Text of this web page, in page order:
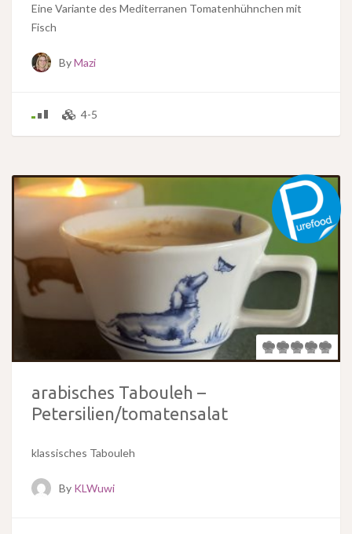
Eine Variante des Mediterranen Tomatenhühnchen mit
Fisch
ByMazi
4-5
arabisches Tabouleh –
Petersilien/tomatensalat
klassisches Tabouleh
By KLWuwi